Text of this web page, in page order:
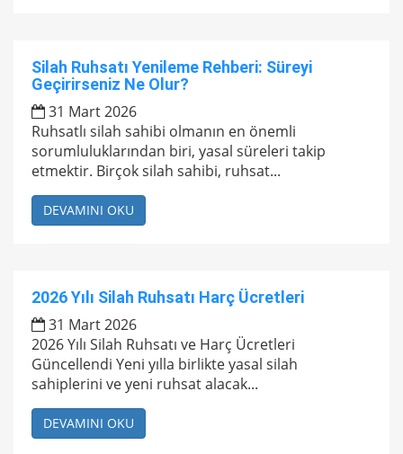
Silah Ruhsatı Yenileme Rehberi: Süreyi
Geçirirseniz Ne Olur?
31 Mart 2026
Ruhsatlı silah sahibi olmanın en önemli
sorumluluklarından biri, yasal süreleri takip
etmektir. Birçok silah sahibi, ruhsat...
DEVAMINI OKU
2026 Yılı Silah Ruhsatı Harç Ücretleri
31 Mart 2026
2026 Yılı Silah Ruhsatı ve Harç Ücretleri
Güncellendi Yeni yılla birlikte yasal silah
sahiplerini ve yeni ruhsat alacak...
DEVAMINI OKU